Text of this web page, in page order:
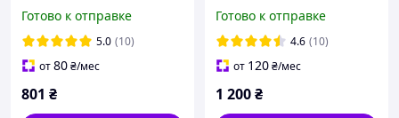
пистолет и 2 коннектора
поливочный шланг
Готово к отправке
5.0 (10)
от80₴/мес
801 ₴
4шаровый
Готово к отправке
4.6 (10)
от 120₴/мес
1 200₴